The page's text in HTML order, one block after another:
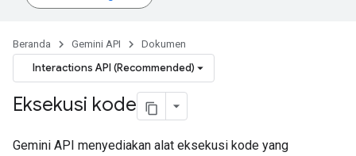
Beranda Gemini API Dokumen
Interactions API (Recommended)
Eksekusi kode
Gemini API menyediakan alat eksekusi kode yang